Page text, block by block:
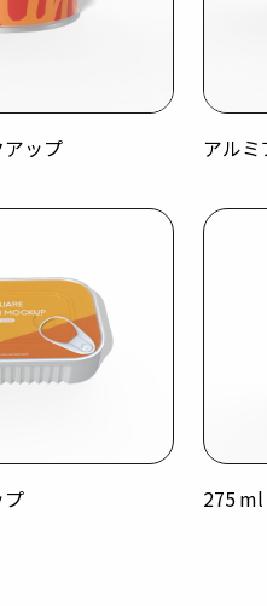
ップ アル
プ 275